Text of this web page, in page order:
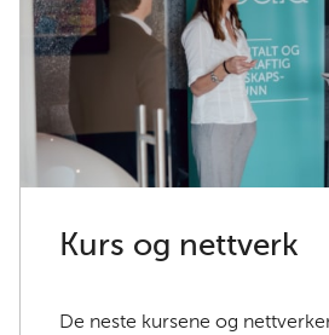
Kurs og nettverk
De neste kursene og